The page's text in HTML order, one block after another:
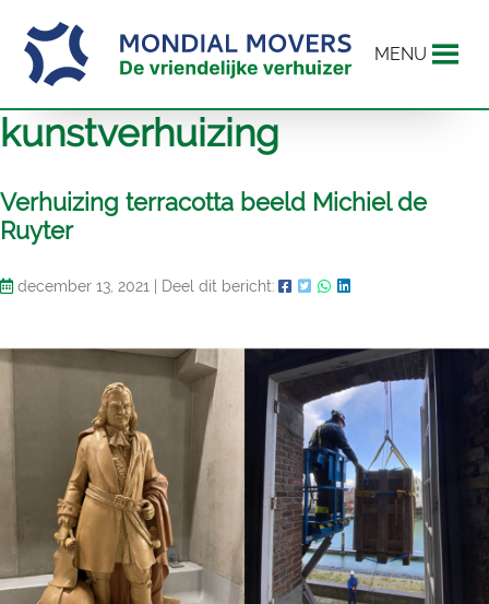
MENU
kunstverhuizing
Verhuizing terracotta beeld Michiel de
Ruyter
december 13, 2021 Deel dit bericht: